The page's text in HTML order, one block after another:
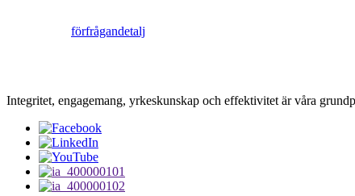
förfrågandetalj
Integritet, engagemang, yrkeskunskap och effektivitet är våra